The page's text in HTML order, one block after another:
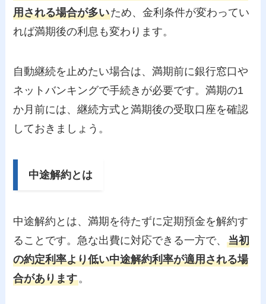
用される場合が多いため、金利条件が変わってい
れば満期後の利息も変わります。
自動継続を止めたい場合は、満期前に銀行窓口や
ネットバンキングで手続きが必要です。満期の1
か月前には、継続方式と満期後の受取口座を確認
しておきましょう。
中途解約とは
中途解約とは、満期を待たずに定期預金を解約す
ることです。急な出費に対応できる一方で、当初
の約定利率より低い中途解約利率が適用される場
合があります。